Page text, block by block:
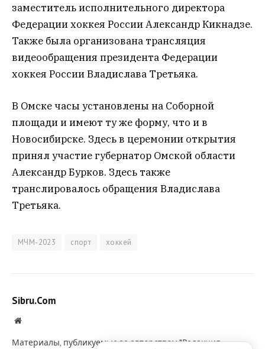
заместитель исполнительного директора
Федерации хоккея России Александр Кикнадзе.
Также была организована трансляция
видеообращения президента Федерации
хоккея России Владислава Третьяка.
В Омске часы установлены на Соборной
площади и имеют ту же форму, что и в
Новосибирске. Здесь в церемонии открытия
принял участие губернатор Омской области
Александр Бурков. Здесь также
транслировалось обращения Владислава
Третьяка.
МЧМ-2023 спорт хоккей
Sibru.Com
Website
Материалы, публикуемые за авторством "Редакция